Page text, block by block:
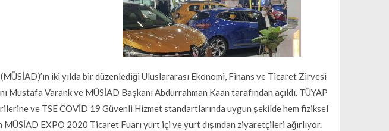
iki yılda bir düzenlediği Uluslararası Ekonomi, Finans ve Ticaret Zirvesi
Mustafa Varank ve MÜSİAD Başkanı Abdurrahman Kaan tarafından açıldı. TÜYAP
ve TSE COVİD 19 Güvenli Hizmet standartlarında uygun şekilde hem fiziksel
EXPO 2020 Ticaret Fuarı yurt içi ve yurt dışından ziyaretçileri ağırlıyor.